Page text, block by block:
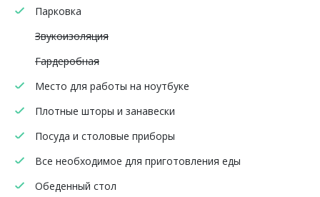
Парковка
Звукоизоляция
Гардеробная
Место для работы на ноутбуке
Плотные шторы и занавески
Посуда и столовые приборы
Все необходимое для приготовления еды
Обеденный стол